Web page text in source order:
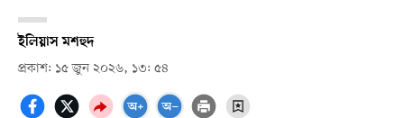
ইলিয়াস মশহুদ
প্রকাশ: ১৫ জুন ২০২৬, ১৩: ৫৪